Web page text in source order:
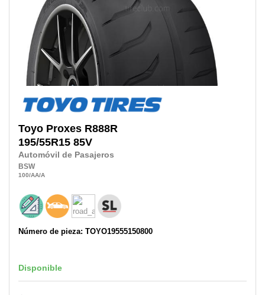
Toyo Proxes R888R
195/55R15 85V
Automóvil de Pasajeros
BSW
100/AA/A
Número de pieza: TOYO19555150800
Disponible